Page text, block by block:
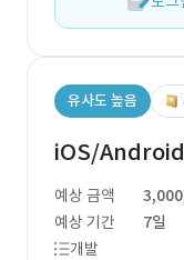
유사도 높음
iOS/Android
예상 금액
예상 기간
7일
개발